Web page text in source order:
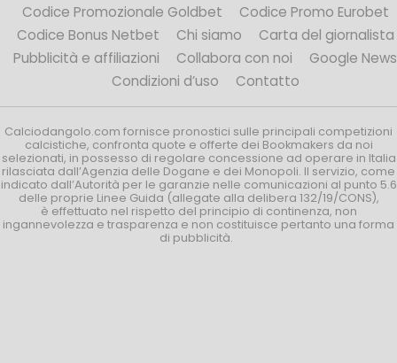
Codice Promozionale Goldbet
Codice Promo Eurobet
Codice Bonus Netbet
Chi siamo
Carta del giornalista
Pubblicità e affiliazioni
Collabora con noi
Google News
Condizioni d’uso
Contatto
Calciodangolo.com fornisce pronostici sulle principali competizioni
calcistiche, confronta quote e offerte dei Bookmakers da noi
selezionati, in possesso di regolare concessione ad operare in Italia
rilasciata dall’Agenzia delle Dogane e dei Monopoli. Il servizio, come
indicato dall’Autorità per le garanzie nelle comunicazioni al punto 5.6
delle proprie Linee Guida (allegate alla delibera 132/19/CONS),
è effettuato nel rispetto del principio di continenza, non
ingannevolezza e trasparenza e non costituisce pertanto una forma
di pubblicità.